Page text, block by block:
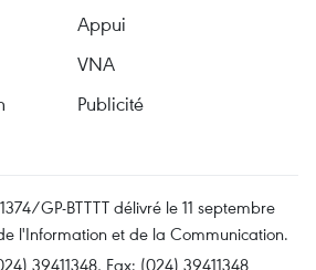
Appui
VNA
Publicité
GP-BTTTT délivré le 11 septembre
l'Information et de la Communication.
39411348, Fax: (024) 39411348